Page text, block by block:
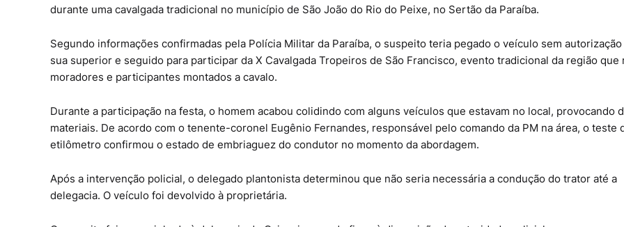
durante uma cavalgada tradicional no município de São João do Rio do Peixe, no Sertão da Paraíba.
Segundo informações confirmadas pela Polícia Militar da Paraíba, o suspeito teria pegado o veículo sem autorização
sua superior e seguido para participar da X Cavalgada Tropeiros de São Francisco, evento tradicional da região que
moradores e participantes montados a cavalo.
Durante a participação na festa, o homem acabou colidindo com alguns veículos que estavam no local, provocando
materiais. De acordo com o tenente-coronel Eugênio Fernandes, responsável pelo comando da PM na área, o teste
etilômetro confirmou o estado de embriaguez do condutor no momento da abordagem.
Após a intervenção policial, o delegado plantonista determinou que não seria necessária a condução do trator até a
delegacia. O veículo foi devolvido à proprietária.